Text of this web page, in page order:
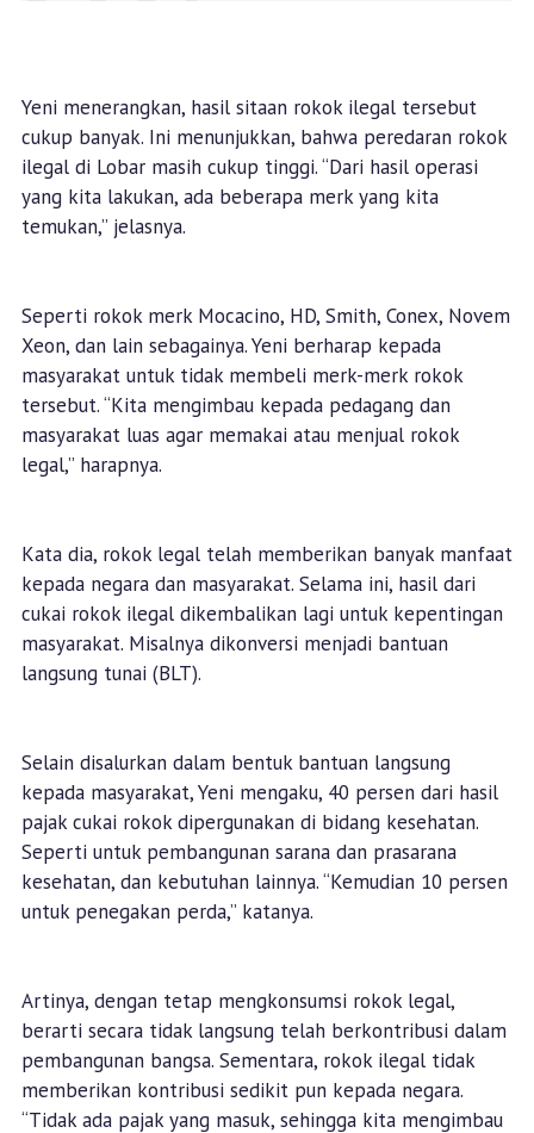
Yeni menerangkan, hasil sitaan rokok ilegal tersebut
cukup banyak. Ini menunjukkan, bahwa peredaran rokok
ilegal di Lobar masih cukup tinggi. “Dari hasil operasi
yang kita lakukan, ada beberapa merk yang kita
temukan,” jelasnya.
Seperti rokok merk Mocacino, HD, Smith, Conex, Novem
Xeon, dan lain sebagainya. Yeni berharap kepada
masyarakat untuk tidak membeli merk-merk rokok
tersebut. “Kita mengimbau kepada pedagang dan
masyarakat luas agar memakai atau menjual rokok
legal,” harapnya.
Kata dia, rokok legal telah memberikan banyak manfaat
kepada negara dan masyarakat. Selama ini, hasil dari
cukai rokok ilegal dikembalikan lagi untuk kepentingan
masyarakat. Misalnya dikonversi menjadi bantuan
langsung tunai (BLT).
Selain disalurkan dalam bentuk bantuan langsung
kepada masyarakat, Yeni mengaku, 40 persen dari hasil
pajak cukai rokok dipergunakan di bidang kesehatan.
Seperti untuk pembangunan sarana dan prasarana
kesehatan, dan kebutuhan lainnya. “Kemudian 10 persen
untuk penegakan perda,” katanya.
Artinya, dengan tetap mengkonsumsi rokok legal,
berarti secara tidak langsung telah berkontribusi dalam
pembangunan bangsa. Sementara, rokok ilegal tidak
memberikan kontribusi sedikit pun kepada negara.
“Tidak ada pajak yang masuk, sehingga kita mengimbau